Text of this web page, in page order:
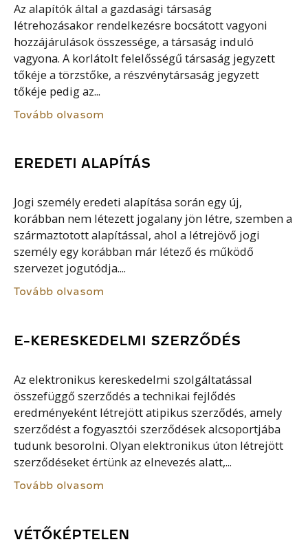
Az alapítók által a gazdasági társaság
létrehozásakor rendelkezésre bocsátott vagyoni
hozzájárulások összessége, a társaság induló
vagyona. A korlátolt felelősségű társaság jegyzett
tőkéje a törzstőke, a részvénytársaság jegyzett
tőkéje pedig az...
Tovább olvasom
EREDETI ALAPÍTÁS
Jogi személy eredeti alapítása során egy új,
korábban nem létezett jogalany jön létre, szemben a
származtotott alapítással, ahol a létrejövő jogi
személy egy korábban már létező és működő
szervezet jogutódja....
Tovább olvasom
E-KERESKEDELMI SZERZŐDÉS
Az elektronikus kereskedelmi szolgáltatással
összefüggő szerződés a technikai fejlődés
eredményeként létrejött atipikus szerződés, amely
szerződést a fogyasztói szerződések alcsoportjába
tudunk besorolni. Olyan elektronikus úton létrejött
szerződéseket értünk az elnevezés alatt,...
Tovább olvasom
VÉTŐKÉPTELEN